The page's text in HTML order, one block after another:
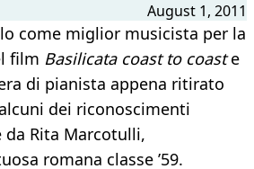
August 1, 2011
come miglior musicista per la
film Basilicata coast to coaste
di pianista appena ritirato
dei riconoscimenti
Rita Marcotulli,
romana classe ’59.